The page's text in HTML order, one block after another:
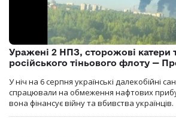
Уражені 2 НПЗ, сторожові катери
російського тіньового флоту —
У ніч на 6 серпня українські далекобійні
спрацювали на обмеження нафтових
вона фінансує війну та вбивства українців.